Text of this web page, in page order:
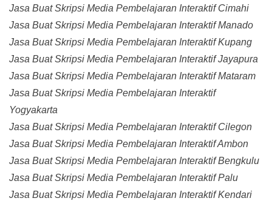
Jasa Buat Skripsi Media Pembelajaran Interaktif Cimahi
Jasa Buat Skripsi Media Pembelajaran Interaktif Manado
Jasa Buat Skripsi Media Pembelajaran Interaktif Kupang
Jasa Buat Skripsi Media Pembelajaran Interaktif Jayapura
Jasa Buat Skripsi Media Pembelajaran Interaktif Mataram
Jasa Buat Skripsi Media Pembelajaran Interaktif
Yogyakarta
Jasa Buat Skripsi Media Pembelajaran Interaktif Cilegon
Jasa Buat Skripsi Media Pembelajaran Interaktif Ambon
Jasa Buat Skripsi Media Pembelajaran Interaktif Bengkulu
Jasa Buat Skripsi Media Pembelajaran Interaktif Palu
Jasa Buat Skripsi Media Pembelajaran Interaktif Kendari